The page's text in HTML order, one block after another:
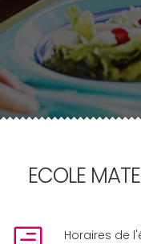
ECOLE
Horaires de